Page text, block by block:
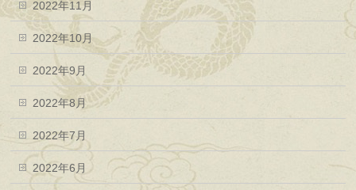
2022年11月
2022年10月
2022年9月
2022年8月
2022年7月
2022年6月